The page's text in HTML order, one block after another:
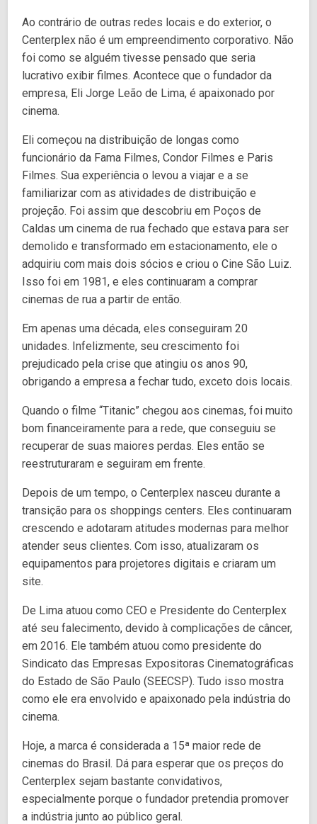
Ao contrário de outras redes locais e do exterior, o
Centerplex não é um empreendimento corporativo. Não
foi como se alguém tivesse pensado que seria
lucrativo exibir filmes. Acontece que o fundador da
empresa, Eli Jorge Leão de Lima, é apaixonado por
cinema.
Eli começou na distribuição de longas como
funcionário da Fama Filmes, Condor Filmes e Paris
Filmes. Sua experiência o levou a viajar e a se
familiarizar com as atividades de distribuição e
projeção. Foi assim que descobriu em Poços de
Caldas um cinema de rua fechado que estava para ser
demolido e transformado em estacionamento, ele o
adquiriu com mais dois sócios e criou o Cine São Luiz.
Isso foi em 1981, e eles continuaram a comprar
cinemas de rua a partir de então.
Em apenas uma década, eles conseguiram 20
unidades. Infelizmente, seu crescimento foi
prejudicado pela crise que atingiu os anos 90,
obrigando a empresa a fechar tudo, exceto dois locais.
Quando o filme “Titanic” chegou aos cinemas, foi muito
bom financeiramente para a rede, que conseguiu se
recuperar de suas maiores perdas. Eles então se
reestruturaram e seguiram em frente.
Depois de um tempo, o Centerplex nasceu durante a
transição para os shoppings centers. Eles continuaram
crescendo e adotaram atitudes modernas para melhor
atender seus clientes. Com isso, atualizaram os
equipamentos para projetores digitais e criaram um
site.
De Lima atuou como CEO e Presidente do Centerplex
até seu falecimento, devido à complicações de câncer,
em 2016. Ele também atuou como presidente do
Sindicato das Empresas Expositoras Cinematográficas
do Estado de São Paulo (SEECSP). Tudo isso mostra
como ele era envolvido e apaixonado pela indústria do
cinema.
Hoje, a marca é considerada a 15ª maior rede de
cinemas do Brasil. Dá para esperar que os preços do
Centerplex sejam bastante convidativos,
especialmente porque o fundador pretendia promover
a indústria junto ao público geral.